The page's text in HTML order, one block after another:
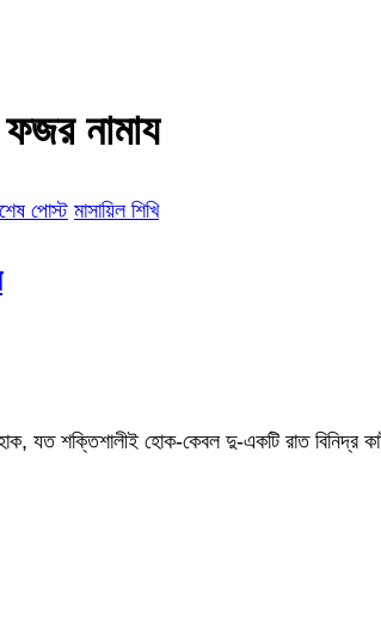
নামায
পোস্ট মাসায়িল শিখি
যত শক্তিশালীই হোক-কেবল দু-একটি রাত বিনিদ্র